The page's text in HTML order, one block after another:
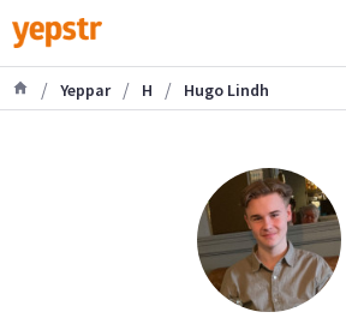
/ Yeppar / H / Hugo Lindh